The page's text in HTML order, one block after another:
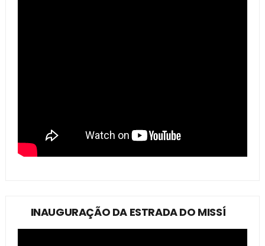
INAUGURAÇÃO DA ESTRADA DO MISSÍ